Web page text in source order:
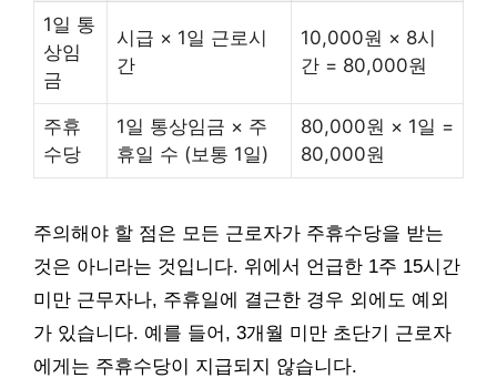
1일 통
상임
금
시급 × 1일 근로시
간
10,000원 × 8시
간 = 80,000원
주휴
수당
1일 통상임금 × 주
휴일 수 (보통 1일)
80,000원 × 1일 =
80,000원
주의해야 할 점은 모든 근로자가 주휴수당을 받는
것은 아니라는 것입니다. 위에서 언급한 1주 15시간
미만 근무자나, 주휴일에 결근한 경우 외에도 예외
가 있습니다. 예를 들어, 3개월 미만 초단기 근로자
에게는 주휴수당이 지급되지 않습니다.